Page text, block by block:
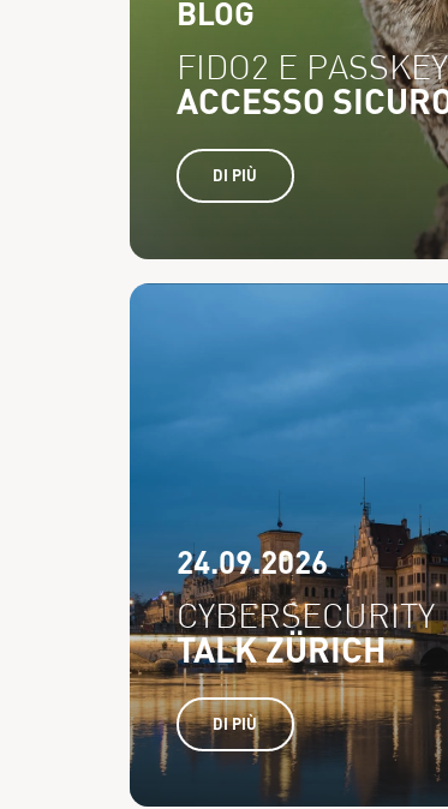
BLOG
FIDO2 E PASSKEY
ACCESSO
DI PIÙ
24.09.2026
CYBERSECURITY
TALK ZÜRICH
DI PIÙ